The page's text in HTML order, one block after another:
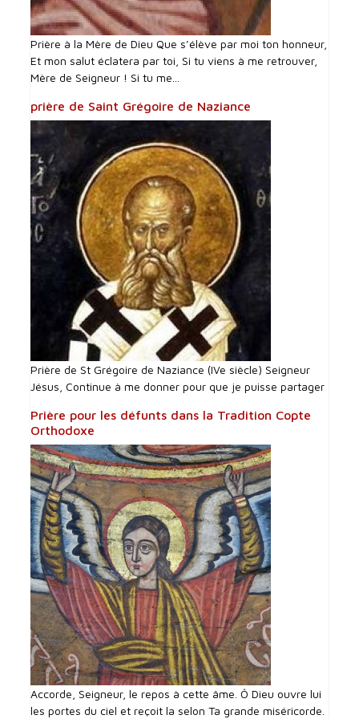
Prière à la Mère de Dieu Que s’élève par moi ton honneur,
Et mon salut éclatera par toi, Si tu viens à me retrouver,
Mère de Seigneur ! Si tu me...
prière de Saint Grégoire de Naziance
Prière de St Grégoire de Naziance (IVe siècle) Seigneur
Jésus, Continue à me donner pour que je puisse partager
Prière pour les défunts dans la Tradition Copte
Orthodoxe
Accorde, Seigneur, le repos à cette âme. Ô Dieu ouvre lui
les portes du ciel et reçoit la selon Ta grande miséricorde.